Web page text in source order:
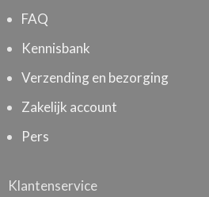
FAQ
Kennisbank
Verzending en bezorging
Zakelijk account
Pers
Klantenservice